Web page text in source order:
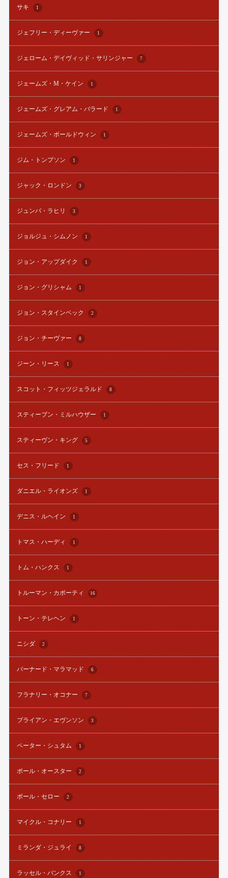
サキ 1
ジェフリー・ディーヴァー 1
ジェローム・デイヴィッド・サリンジャー 7
ジェームズ・M・ケイン 1
ジェームズ・グレアム・バラード 1
ジェームズ・ボールドウィン 1
ジム・トンプソン 1
ジャック・ロンドン 3
ジュンパ・ラヒリ 3
ジョルジュ・シムノン 1
ジョン・アップダイク 1
ジョン・グリシャム 1
ジョン・スタインベック 2
ジョン・チーヴァー 8
ジーン・リース 1
スコット・フィッツジェラルド 8
スティーブン・ミルハウザー 1
スティーヴン・キング 5
セス・フリード 1
ダニエル・ライオンズ 1
デニス・ルヘイン 1
トマス・ハーディ 1
トム・ハンクス 1
トルーマン・カポーティ 16
トーン・テレヘン 1
ニシダ 2
バーナード・マラマッド 6
フラナリー・オコナー 7
ブライアン・エヴンソン 3
ペーター・シュタム 1
ポール・オースター 2
ポール・セロー 2
マイクル・コナリー 1
ミランダ・ジュライ 8
ラッセル・バンクス 1